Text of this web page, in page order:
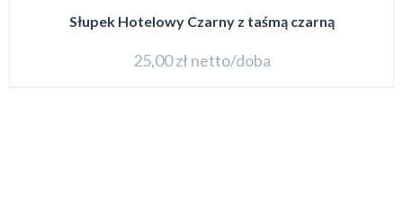
Słupek Hotelowy Czarny z taśmą czarną
25,00zł netto/doba